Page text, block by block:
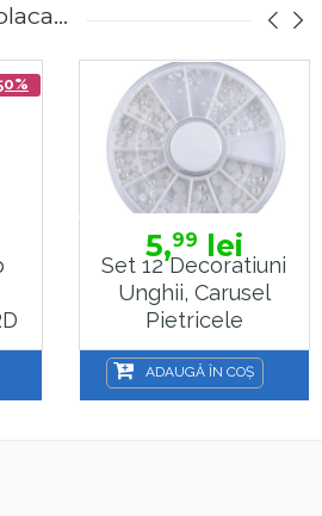
5,99 lei
Set 12 Decoratiuni
Unghii, Carusel
Pietricele
Decorative Tip
Perla S306, Sela
ADAUGĂ ÎN COȘ